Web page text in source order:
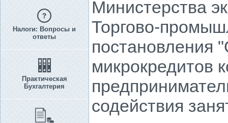
Налоги: Вопросы и
ответы
Практическая
Бухгалтерия
Министерства
Торгово-
постановления
микрокредитов
содействия